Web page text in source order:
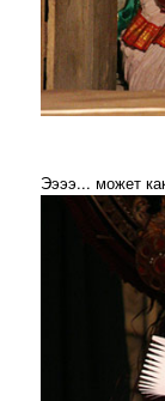
Ээээ... может